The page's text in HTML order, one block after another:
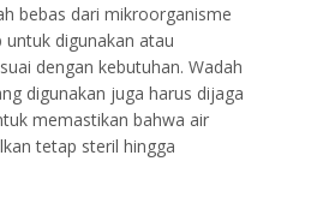
bebas dari mikroorganisme
digunakan atau
dengan kebutuhan. Wadah
digunakan juga harus dijaga
memastikan bahwa air
tetap steril hingga